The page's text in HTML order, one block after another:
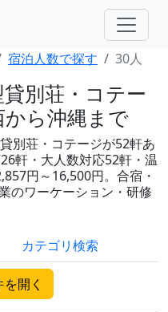
宿泊人数で探す 30人
別荘・コテー
から沖縄まで
別荘・コテージが52軒あ
軒・大人数対応52軒・温
円～16,500円。合宿・
のワーケーション・研修
カテゴリ検索
開く